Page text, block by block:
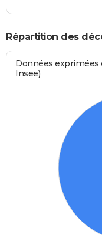
Répartition des
Données exprimées
Insee)